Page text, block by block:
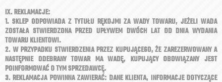
IX. REKLAMACJE:
1. SKLEP ODPOWIADA Z TYTUŁU RĘKOJMI ZA WADY TOWARU, JEŻELI WADA
ZOSTAŁA STWIERDZONA PRZED UPŁYWEM DWÓCH LAT OD DNIA WYDANIA
TOWARU KLIENTOWI.
2. W PRZYPADKU STWIERDZENIA PRZEZ KUPUJĄCEGO, ŻE ZAREZERWOWANY A
NASTĘPNIE ODEBRANY TOWAR MA WADĘ, KUPUJĄCY OBOWIĄZANY JEST
POINFORMOWAĆ O TYM SPRZEDAWCĘ.
3. REKLAMACJA POWINNA ZAWIERAĆ: DANE KLIENTA, INFORMACJE DOTYCZĄCE